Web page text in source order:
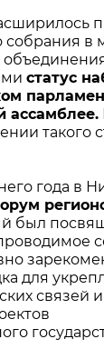
собрания в
статус
ассамблее.
такого
года в
был
для
связей